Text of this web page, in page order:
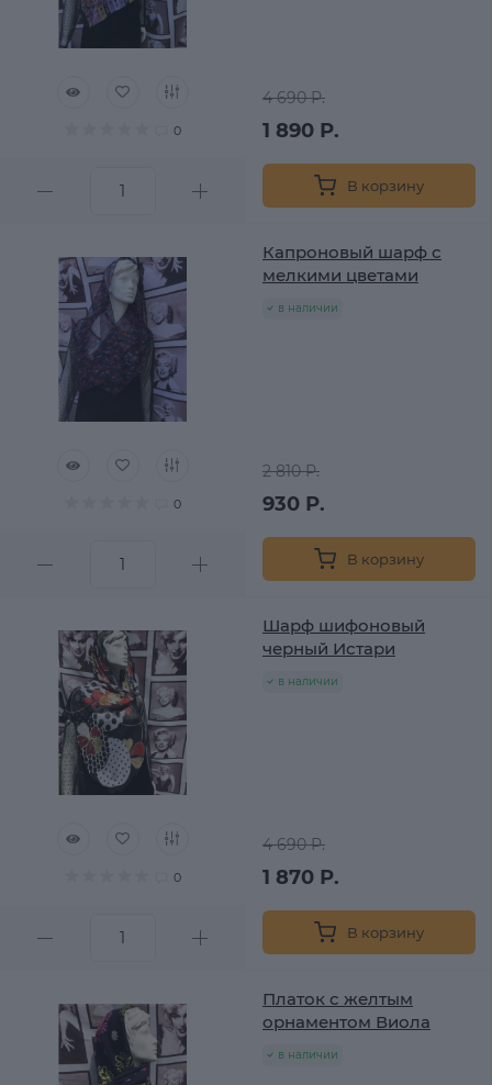
0
4 690 Р.
1 890 Р.
В корзину
0
Капроновый шарф с
мелкими цветами
в наличии
2 810 Р.
930 Р.
В корзину
0
Шарф шифоновый
черный Истари
в наличии
4 690 Р.
1 870 Р.
В корзину
Платок с желтым
орнаментом Виола
в наличии